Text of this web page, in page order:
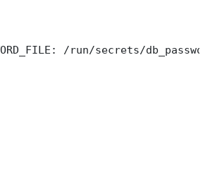
/run/secrets/